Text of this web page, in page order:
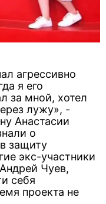
агрессивно
я его
за мной, хотел
лужу», -
Анастасии
о
защиту
экс-участники
Чуев,
себя
проекта не